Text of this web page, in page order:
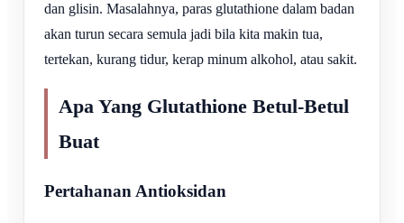
dan glisin. Masalahnya, paras glutathione dalam badan
akan turun secara semula jadi bila kita makin tua,
tertekan, kurang tidur, kerap minum alkohol, atau sakit.
Apa Yang Glutathione Betul-Betul
Buat
Pertahanan Antioksidan